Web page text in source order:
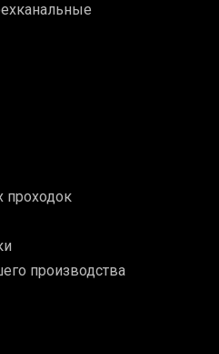
проходок
производства